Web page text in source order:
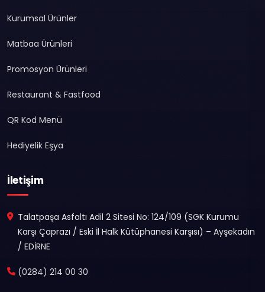
Kurumsal Ürünler
Matbaa Ürünleri
Promosyon Ürünleri
Restaurant & Fastfood
QR Kod Menü
Hediyelik Eşya
İletişim
Talatpaşa Asfaltı Adil 2 Sitesi No: 124/109 (SGK Kurumu
Karşı Çaprazı / Eski İl Halk Kütüphanesi Karşısı) – Ayşekadın
/ EDİRNE
(0284) 214 00 30